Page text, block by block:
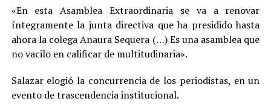
«En esta Asamblea Extraordinaria se va a renovar
íntegramente la junta directiva que ha presidido hasta
ahora la colega Anaura Sequera (…) Es una asamblea que
no vacilo en calificar de multitudinaria».
Salazar elogió la concurrencia de los periodistas, en un
evento de trascendencia institucional.